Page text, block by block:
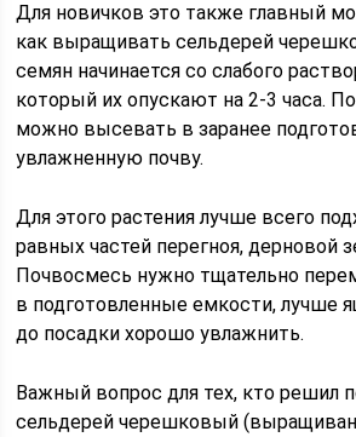
Для новичков это также главный
как выращивать сельдерей
семян начинается со слабого
который их опускают на 2-3 часа.
можно высевать в заранее
увлажненную почву.
Для этого растения лучше всего
равных частей перегноя, дерновой
Почвосмесь нужно тщательно
в подготовленные емкости, лучше
до посадки хорошо увлажнить.
Важный вопрос для тех, кто решил
сельдерей черешковый